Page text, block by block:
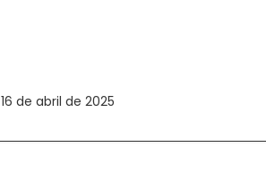
16 de abril de 2025